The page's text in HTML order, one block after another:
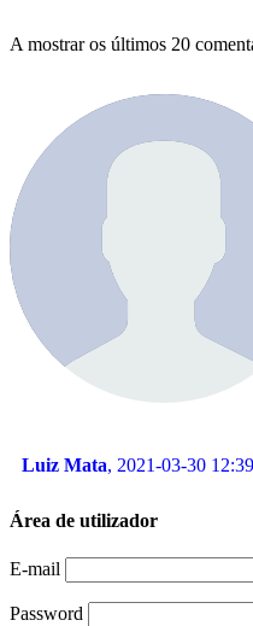
A mostrar os últimos 20
Luiz Mata, 2021-03-30
Área de utilizador
E-mail
Password